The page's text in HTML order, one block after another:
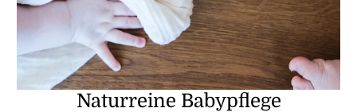
Naturreine Babypflege